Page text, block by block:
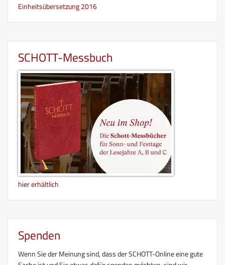
Einheitsübersetzung 2016
SCHOTT-Messbuch
hier erhältlich
Spenden
Wenn Sie der Meinung sind, dass der SCHOTT-Online eine gute